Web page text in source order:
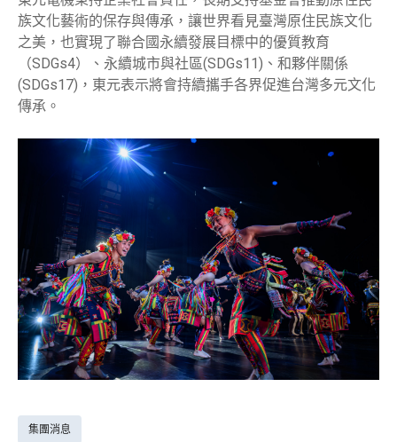
族文化藝術的保存與傳承，讓世界看見臺灣原住民族文化
之美，也實現了聯合國永續發展目標中的優質教育
（SDGs4）、永續城市與社區(SDGs11)、和夥伴關係
(SDGs17)，東元表示將會持續攜手各界促進台灣多元文化
傳承。
集團消息